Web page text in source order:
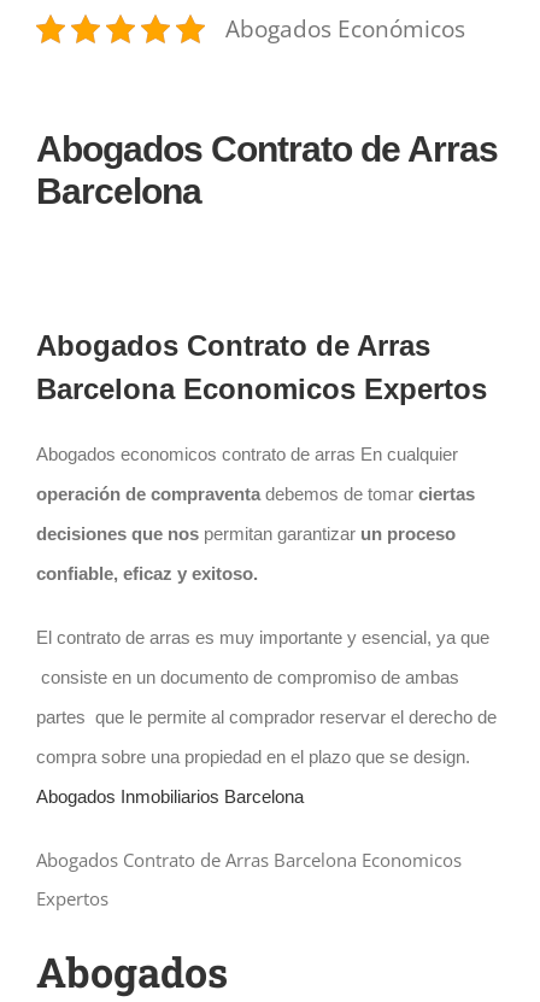
Abogados Económicos
Abogados Contrato de Arras
Barcelona
Abogados Contrato de Arras
Barcelona Economicos Expertos
Abogados economicos contrato de arras En cualquier
operación de compraventadebemos de tomar ciertas
decisiones que nospermitan garantizar un proceso
confiable, eficaz y exitoso.
El contrato de arras es muy importante y esencial, ya que
consiste en un documento de compromiso de ambas
partes que le permite al comprador reservar el derecho de
compra sobre una propiedad en el plazo que se design.
Abogados Inmobiliarios Barcelona
Abogados Contrato de Arras Barcelona Economicos
Expertos
Abogados